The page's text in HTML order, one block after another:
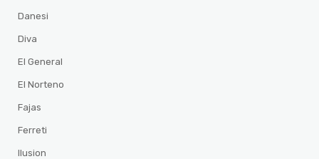
Danesi
Diva
El General
El Norteno
Fajas
Ferreti
Ilusion